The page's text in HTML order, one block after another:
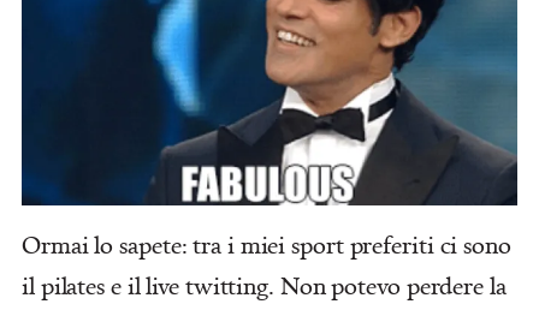
Ormai lo sapete: tra i miei sport preferiti ci sono
il pilates e il live twitting. Non potevo perdere la